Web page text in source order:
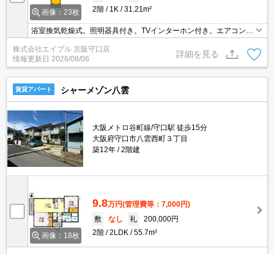
画像：23枚
2階
1K 31.21m²
浴室換気乾燥式。照明器具付き。TVインターホン付き。エアコン付
き。追焚給湯。
株式会社エイブル 京阪守口店
情報更新日 2026/08/06
詳細を見る
賃貸アパート シャーメゾン八雲
大阪メトロ谷町線/守口駅 徒歩15分
大阪府守口市八雲西町３丁目
築12年
2階建
画像：18枚
9.8万円(管理費等：7,000円)
敷
なし 礼
200,000円
2階
2LDK 55.7m²